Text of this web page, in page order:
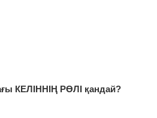
КЕЛІННІҢ РӨЛІ қандай?